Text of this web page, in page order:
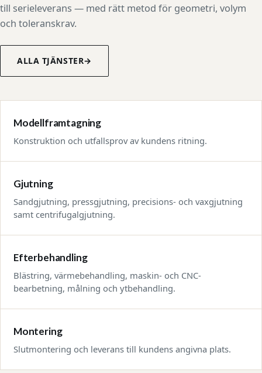
till serieleverans — med rätt metod för geometri, volym
och toleranskrav.
ALLA TJÄNSTER→
Modellframtagning
Konstruktion och utfallsprov av kundens ritning.
Gjutning
Sandgjutning, pressgjutning, precisions- och vaxgjutning
samt centrifugalgjutning.
Efterbehandling
Blästring, värmebehandling, maskin- och CNC-
bearbetning, målning och ytbehandling.
Montering
Slutmontering och leverans till kundens angivna plats.